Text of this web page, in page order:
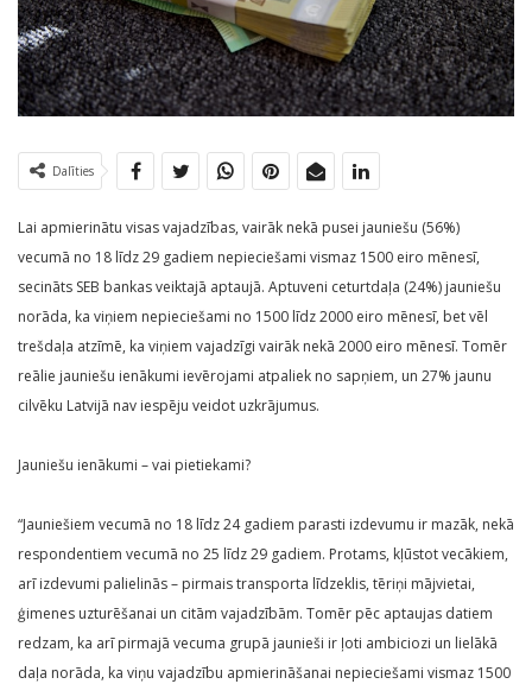
Dalīties
Lai apmierinātu visas vajadzības, vairāk nekā pusei jauniešu (56%)
vecumā no 18 līdz 29 gadiem nepieciešami vismaz 1500 eiro mēnesī,
secināts SEB bankas veiktajā aptaujā. Aptuveni ceturtdaļa (24%) jauniešu
norāda, ka viņiem nepieciešami no 1500 līdz 2000 eiro mēnesī, bet vēl
trešdaļa atzīmē, ka viņiem vajadzīgi vairāk nekā 2000 eiro mēnesī. Tomēr
reālie jauniešu ienākumi ievērojami atpaliek no sapņiem, un 27% jaunu
cilvēku Latvijā nav iespēju veidot uzkrājumus.
Jauniešu ienākumi – vai pietiekami?
“Jauniešiem vecumā no 18 līdz 24 gadiem parasti izdevumu ir mazāk, nekā
respondentiem vecumā no 25 līdz 29 gadiem. Protams, kļūstot vecākiem,
arī izdevumi palielinās – pirmais transporta līdzeklis, tēriņi mājvietai,
ģimenes uzturēšanai un citām vajadzībām. Tomēr pēc aptaujas datiem
redzam, ka arī pirmajā vecuma grupā jaunieši ir ļoti ambiciozi un lielākā
daļa norāda, ka viņu vajadzību apmierināšanai nepieciešami vismaz 1500